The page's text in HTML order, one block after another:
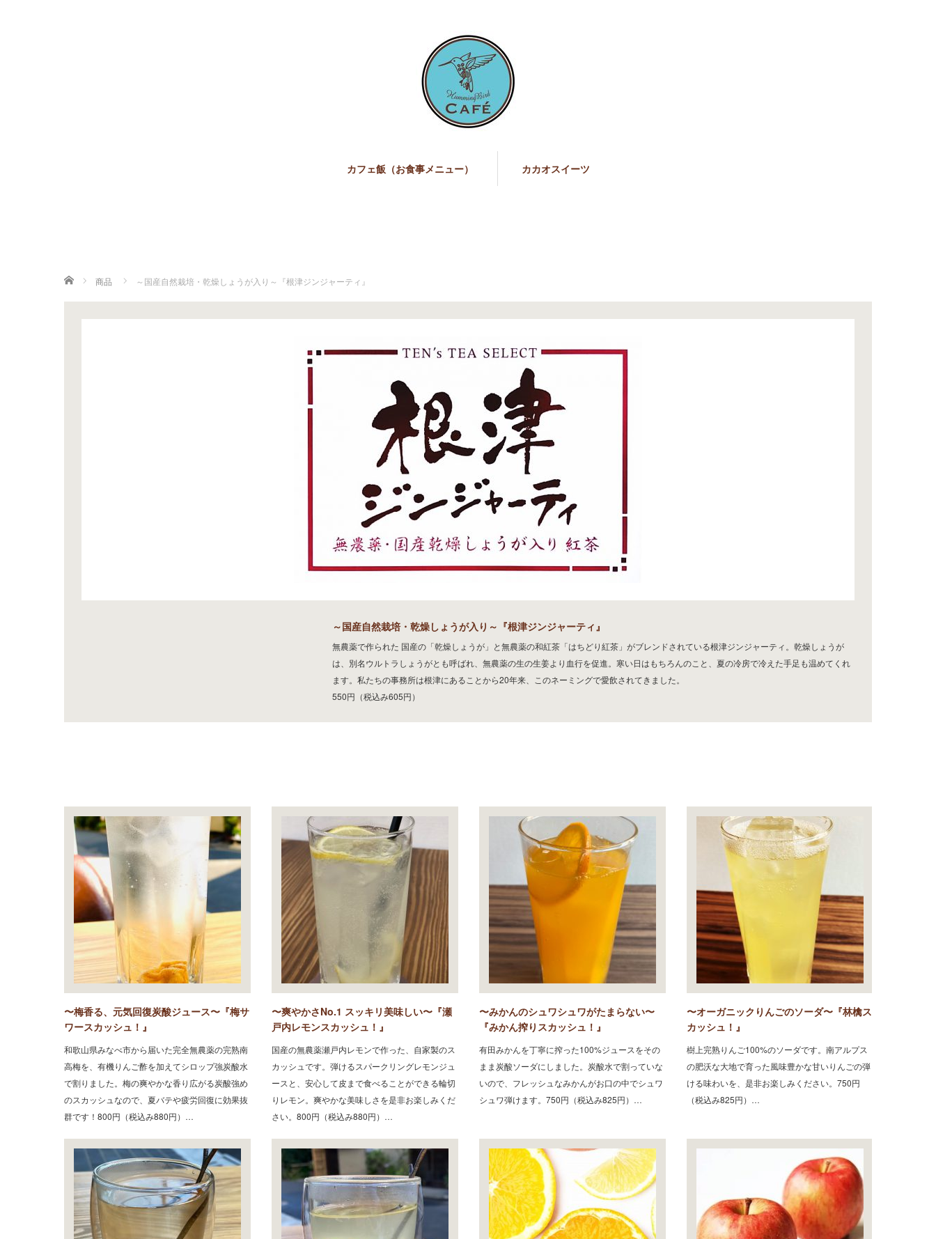
カフェ飯（お食事メニュー） カカオスイーツ
ホーム 商品 ～国産自然栽培・乾燥しょうが入り～『根津ジンジャーティ』
～国産自然栽培・乾燥しょうが入り～『根津ジンジャーティ』
無農薬で作られた 国産の「乾燥しょうが」と無農薬の和紅茶「はちどり紅茶」がブレンドされている根津ジンジャーティ。乾燥しょうが
は、別名ウルトラしょうがとも呼ばれ、無農薬の生の生姜より血行を促進。寒い日はもちろんのこと、夏の冷房で冷えた手足も温めてくれ
ます。私たちの事務所は根津にあることから20年来、このネーミングで愛飲されてきました。
550円（税込み605円）
〜梅香る、元気回復炭酸ジュース〜『梅サ
ワースカッシュ！』
和歌山県みなべ市から届いた完全無農薬の完熟南
高梅を、有機りんご酢を加えてシロップ強炭酸水
で割りました。梅の爽やかな香り広がる炭酸強め
のスカッシュなので、夏バテや疲労回復に効果抜
群です！800円（税込み880円）…
〜爽やかさNo.1 スッキリ美味しい〜『瀬
戸内レモンスカッシュ！』
国産の無農薬瀬戸内レモンで作った、自家製のス
カッシュです。弾けるスパークリングレモンジュ
ースと、安心して皮まで食べることができる輪切
りレモン。爽やかな美味しさを是非お楽しみくだ
さい。800円（税込み880円）…
〜みかんのシュワシュワがたまらない〜
『みかん搾りスカッシュ！』
有田みかんを丁寧に搾った100%ジュースをその
まま炭酸ソーダにしました。炭酸水で割っていな
いので、フレッシュなみかんがお口の中でシュワ
シュワ弾けます。750円（税込み825円）…
〜オーガニックりんごのソーダ〜『林檎ス
カッシュ！』
樹上完熟りんご100%のソーダです。南アルプス
の肥沃な大地で育った風味豊かな甘いりんごの弾
ける味わいを、是非お楽しみください。750円
（税込み825円）…